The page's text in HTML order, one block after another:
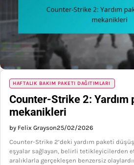
HAFTALIK BAKIM PAKETI DAĞITIMLARI
Counter-Strike 2: Yardım
mekanikleri
by Felix Grayson25/02/2026
Counter-Strike 2’deki yardım paketi
eşyalar sağlayan, belirli tetikleyicilerden
aralıklarla gerçekleşen benzersiz